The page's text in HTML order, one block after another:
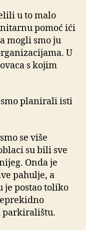
u to malo
pomoć ići
mogli smo ju
U
s kojim
planirali isti
se više
su bili sve
Onda je
pahulje, a
je postao toliko
parkiralištu.